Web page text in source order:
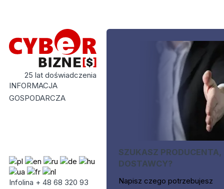
25 lat doświadczenia
INFORMACJA
GOSPODARCZA
Infolina + 48 68 320 93
SZUKASZ PRODUCENTA,
DOSTAWCY?
Napisz czego potrzebujesz